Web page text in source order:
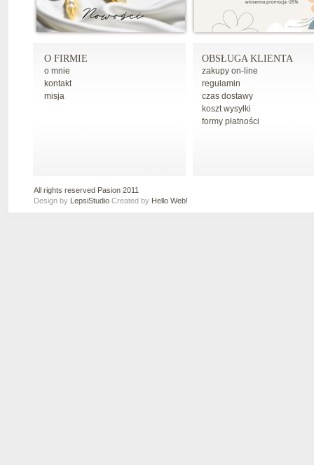
O FIRMIE
o mnie
kontakt
misja
OBSŁUGA KLIENTA
zakupy on-line
regulamin
czas dostawy
koszt wysyłki
formy płatności
All rights reserved Pasion 2011
Design by LepsiStudio Created by Hello Web!